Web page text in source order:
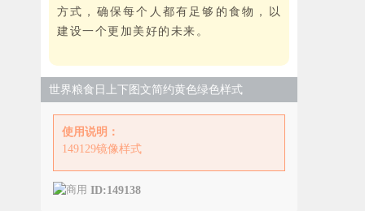
方式，确保每个人都有足够的食物，以
建设一个更加美好的未来。
世界粮食日上下图文简约黄色绿色样式
使用说明：
149129镜像样式
ID:149138